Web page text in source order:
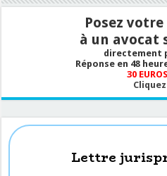
Posez
à un avocat
directement
Réponse en 48
30
Lettre